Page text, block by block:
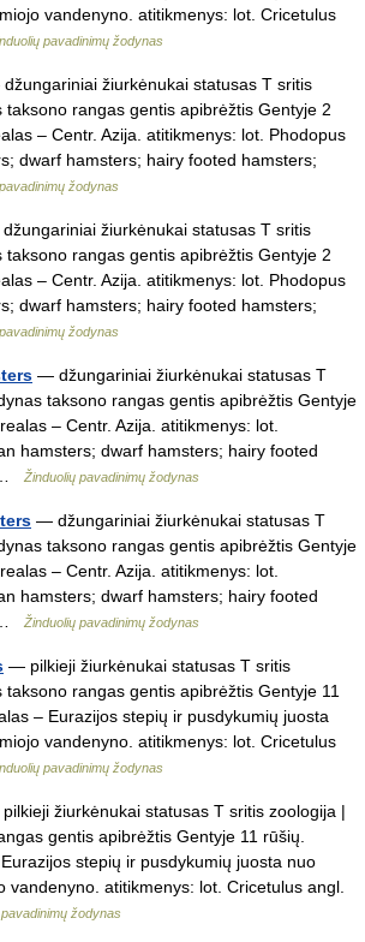
vandenyno. atitikmenys: lot. Cricetulus
pavadinimų žodynas
žiurkėnukai statusas T sritis
taksono rangas gentis apibrėžtis Gentyje 2
– Centr. Azija. atitikmenys: lot. Phodopus
dwarf hamsters; hairy footed hamsters;
žodynas
žiurkėnukai statusas T sritis
taksono rangas gentis apibrėžtis Gentyje 2
– Centr. Azija. atitikmenys: lot. Phodopus
dwarf hamsters; hairy footed hamsters;
žodynas
— džungariniai žiurkėnukai statusas T
taksono rangas gentis apibrėžtis Gentyje
– Centr. Azija. atitikmenys: lot.
hamsters; dwarf hamsters; hairy footed
…
Žinduolių pavadinimų žodynas
— džungariniai žiurkėnukai statusas T
taksono rangas gentis apibrėžtis Gentyje
– Centr. Azija. atitikmenys: lot.
hamsters; dwarf hamsters; hairy footed
…
Žinduolių pavadinimų žodynas
— pilkieji žiurkėnukai statusas T sritis
rangas gentis apibrėžtis Gentyje 11
– Eurazijos stepių ir pusdykumių juosta
vandenyno. atitikmenys: lot. Cricetulus
pavadinimų žodynas
žiurkėnukai statusas T sritis zoologija |
gentis apibrėžtis Gentyje 11 rūšių.
stepių ir pusdykumių juosta nuo
vandenyno. atitikmenys: lot. Cricetulus angl.
žodynas